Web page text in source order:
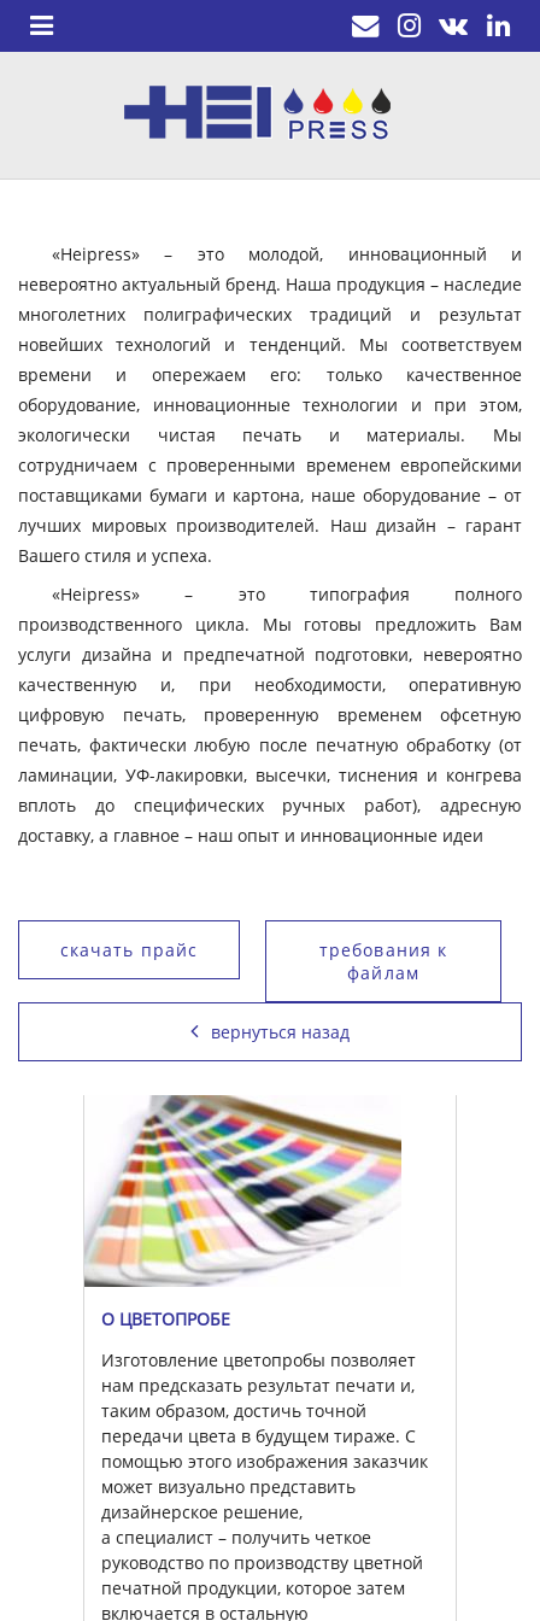
«Heipress» – это молодой, инновационный и
невероятно актуальный бренд. Наша продукция – наследие
многолетних полиграфических традиций и результат
новейших технологий и тенденций. Мы соответствуем
времени и опережаем его: только качественное
оборудование, инновационные технологии и при этом,
экологически чистая печать и материалы. Мы
сотрудничаем с проверенными временем европейскими
поставщиками бумаги и картона, наше оборудование – от
лучших мировых производителей. Наш дизайн – гарант
Вашего стиля и успеха.
«Heipress» – это типография полного
производственного цикла. Мы готовы предложить Вам
услуги дизайна и предпечатной подготовки, невероятно
качественную и, при необходимости, оперативную
цифровую печать, проверенную временем офсетную
печать, фактически любую после печатную обработку (от
ламинации, УФ-лакировки, высечки, тиснения и конгрева
вплоть до специфических ручных работ), адресную
доставку, а главное – наш опыт и инновационные идеи
скачать прайс
требования к
файлам
вернуться назад
О ЦВЕТОПРОБЕ
Изготовление цветопробы позволяет
нам предсказать результат печати и,
таким образом, достичь точной
передачи цвета в будущем тираже. С
помощью этого изображения заказчик
может визуально представить
дизайнерское решение,
а специалист – получить четкое
руководство по производству цветной
печатной продукции, которое затем
включается в остальную